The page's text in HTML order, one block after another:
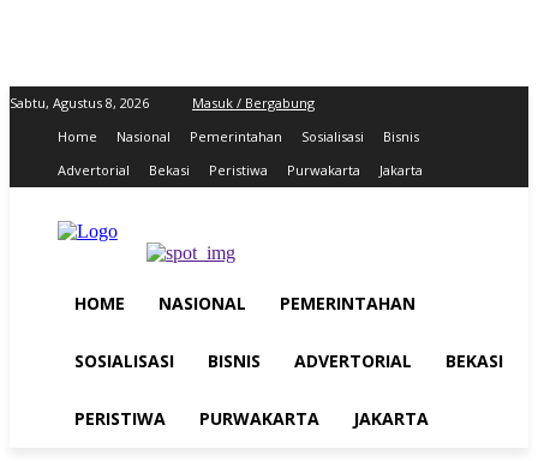
Sabtu, Agustus 8, 2026
Masuk / Bergabung
Home
Nasional Pemerintahan Sosialisasi
Bisnis
Advertorial
Bekasi Peristiwa Purwakarta Jakarta
HOME NASIONAL PEMERINTAHAN
SOSIALISASI BISNIS ADVERTORIAL BEKASI
PERISTIWA PURWAKARTA JAKARTA